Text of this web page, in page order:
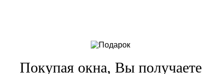
Покупая окна, Вы получаете